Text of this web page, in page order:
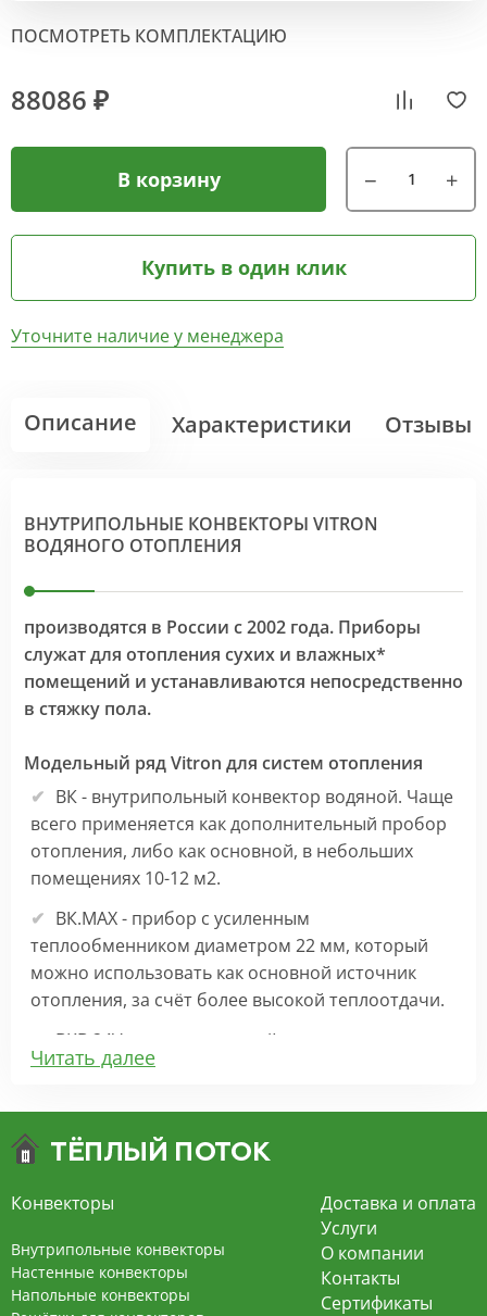
ПОСМОТРЕТЬ КОМПЛЕКТАЦИЮ
88086 ₽
В корзину
Купить в один клик
Уточните наличие у менеджера
Описание Характеристики Отзывы
ВНУТРИПОЛЬНЫЕ КОНВЕКТОРЫ VITRON
ВОДЯНОГО ОТОПЛЕНИЯ
производятся в России с 2002 года. Приборы
служат для отопления сухих и влажных*
помещений и устанавливаются непосредственно
в стяжку пола.
Модельный ряд Vitron для систем отопления
ВК - внутрипольный конвектор водяной. Чаще
всего применяется как дополнительный пробор
отопления, либо как основной, в небольших
помещениях 10-12 м2.
ВК.МАХ - прибор с усиленным
теплообменником диаметром 22 мм, который
можно использовать как основной источник
отопления, за счёт более высокой теплоотдачи.
ВКВ 24V – внутрипольный конвектор
отопления с вентилятором на 24В подходит для
экономит электроэнергию и бесшумно работает.
конвекцией на 220В. За счет тангенциального
вентилятора создает принудительную
конвекцию, что позволяет обогревать
помещения большой площади.
Читать далее
Конвекторы
Внутрипольные конвекторы
Настенные конвекторы
Напольные конвекторы
Доставка и оплата
Услуги
О компании
Контакты
Сертификаты